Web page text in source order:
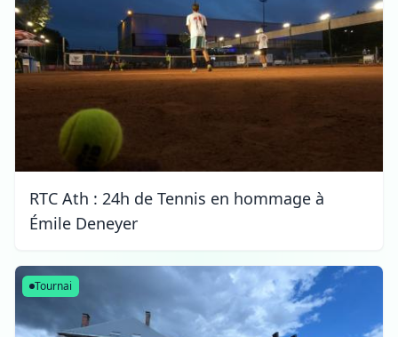
RTC Ath : 24h de Tennis en hommage à
Émile Deneyer
Tournai